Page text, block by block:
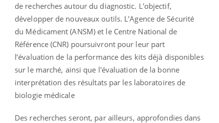
de recherches autour du diagnostic. L'objectif,
développer de nouveaux outils. L’Agence de Sécurité
du Médicament (ANSM) et le Centre National de
Référence (CNR) poursuivront pour leur part
l’évaluation de la performance des kits déjà disponibles
sur le marché, ainsi que l'évaluation de la bonne
interprétation des résultats par les laboratoires de
biologie médicale
Des recherches seront, par ailleurs, approfondies dans